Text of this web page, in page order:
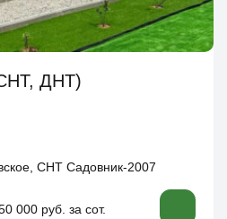
ДНТ)
СНТ Садовник-2007
000 руб. за сот.